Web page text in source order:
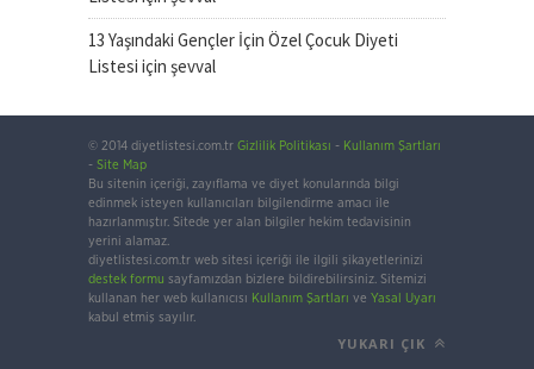
13 Yaşındaki Gençler İçin Özel Çocuk Diyeti
Listesi için şevval
© 2014 diyetlistesi.com.tr Gizlilik Politikası - Kullanım Şartları
- Site Map
Bu sitenin içeriği, zayıflama ve diyet konularında bilgi
edinmek isteyen kullanıcıları bilgilendirme amacı ile
hazırlanmıştır. Sitede yer alan bilgiler hekim tedavisinin
yerini alamaz.
diyetlistesi.com.tr web sitesi içeriği ile ilgili şikayetlerinizi
destek formu sayfamızdan bizlere bildirebilirsiniz. Sitemizi
kullanan her web kullanıcısı Kullanım Şartları ve Yasal Uyarı
kabul etmiş sayılır.
YUKARI ÇIK